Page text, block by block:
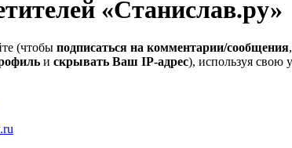
«Станислав.ру»
(чтобы подписаться на комментарии/сообщения
и скрывать Ваш IP-адрес), используя свою